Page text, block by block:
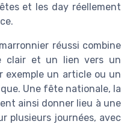
et les day réellement
réussi combine
clair et un lien vers un
exemple un article ou un
Une fête nationale, la
ainsi donner lieu à une
plusieurs journées, avec